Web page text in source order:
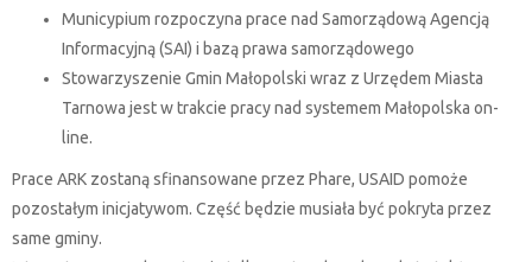
Municypium rozpoczyna prace nad Samorządową Agencją
Informacyjną (SAI) i bazą prawa samorządowego
Stowarzyszenie Gmin Małopolski wraz z Urzędem Miasta
Tarnowa jest w trakcie pracy nad systemem Małopolska on-
line.
Prace ARK zostaną sfinansowane przez Phare, USAID pomoże
pozostałym inicjatywom. Część będzie musiała być pokryta przez
same gminy.